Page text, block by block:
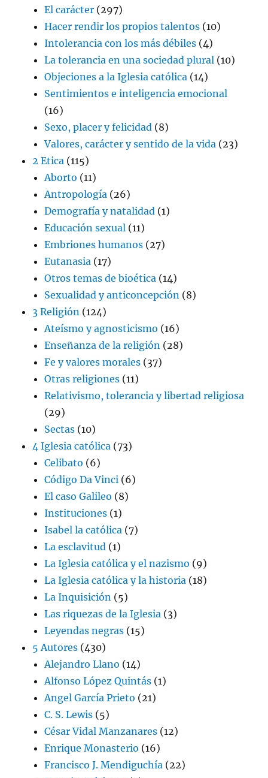
El carácter (297)
Hacer rendir los propios talentos (10)
Intolerancia con los más débiles (4)
La tolerancia en una sociedad plural (10)
Objeciones a la Iglesia católica (14)
Sentimientos e inteligencia emocional
(16)
Sexo, placer y felicidad (8)
Valores, carácter y sentido de la vida (23)
2 Etica (115)
Aborto (11)
Antropología (26)
Demografía y natalidad (1)
Educación sexual (11)
Embriones humanos (27)
Eutanasia (17)
Otros temas de bioética (14)
Sexualidad y anticoncepción (8)
3 Religión (124)
Ateísmo y agnosticismo (16)
Enseñanza de la religión (28)
Fe y valores morales (37)
Otras religiones (11)
Relativismo, tolerancia y libertad religiosa
(29)
Sectas (10)
4 Iglesia católica (73)
Celibato (6)
Código Da Vinci (6)
El caso Galileo (8)
Instituciones (1)
Isabel la católica (7)
La esclavitud (1)
La Iglesia católica y el nazismo (9)
La Iglesia católica y la historia (18)
La Inquisición (5)
Las riquezas de la Iglesia (3)
Leyendas negras (15)
5 Autores (430)
Alejandro Llano (14)
Alfonso López Quintás (1)
Angel García Prieto (21)
C. S. Lewis (5)
César Vidal Manzanares (12)
Enrique Monasterio (16)
Francisco J. Mendiguchía (22)